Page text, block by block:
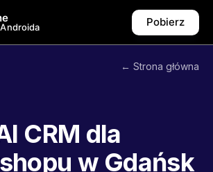
Pobierz
← Strona główna
CRM dla
w Gdańsk